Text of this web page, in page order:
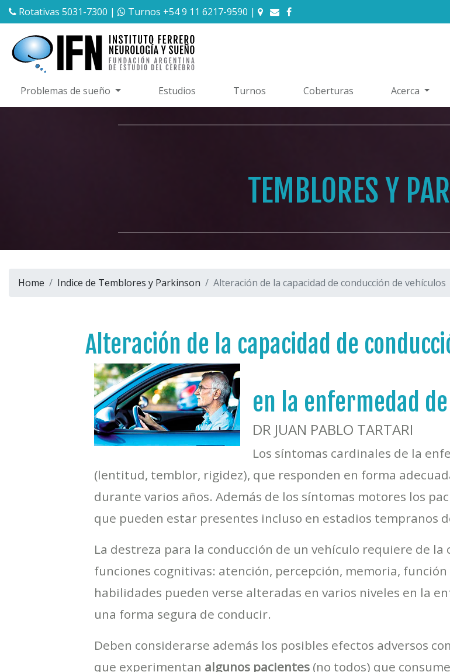
Rotativas 5031-7300 | Turnos +54 9 11 6217-9590 |
Problemas de sueño Estudios Turnos Coberturas Acerca
TEMBLORES Y
Home Indice de Temblores y Parkinson Alteración de la capacidad de conducción de vehículos
Alteración de la capacidad de
en la enfermedad
DR JUAN PABLO TARTARI
Los síntomas cardinales de la
(lentitud, temblor, rigidez), que responden en forma
durante varios años. Además de los síntomas motores los
que pueden estar presentes incluso en estadios tempranos
La destreza para la conducción de un vehículo requiere de
funciones cognitivas: atención, percepción, memoria,
habilidades pueden verse alteradas en varios niveles en la
una forma segura de conducir.
Deben considerarse además los posibles efectos adversos
que experimentan algunos pacientes (no todos) que